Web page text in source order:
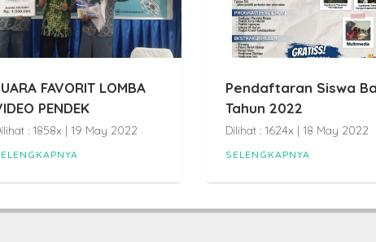
FAVORIT LOMBA
PENDEK
: 1858x | 19 May 2022
Pendaftaran Siswa
Tahun 2022
Dilihat : 1624x | 18 May 2022
SELENGKAPNYA